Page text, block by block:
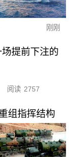
刚刚
提前下注的
阅读 2757
组指挥结构